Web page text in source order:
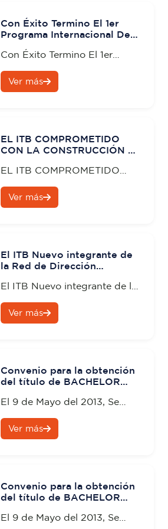
Con Éxito Termino El 1er
Programa Internacional De
Comunidad
Con Éxito Termino El 1er
Programa Internacional De
Vinculación Con La
Ver más
EL ITB COMPROMETIDO
CON LA CONSTRUCCIÓN DE
PARTICIPACIÓN DE LOS
DECISIONES SOCIALES
EL ITB COMPROMETIDO
CON LA CONSTRUCCIÓN DE
LA DEMOCRACIA Y LA
Ver más
El ITB Nuevo integrante de
la Red de Dirección
Superior (RED-DEES)
El ITB Nuevo integrante de la
Red de Dirección Estratégica
en la Educación Superior
Ver más
Convenio para la obtención
del título de BACHELOR
El 9 de Mayo del 2013, Se
suscribió el Convenio Marco
con la Caribbean International
Tecnología (Ecuador).
Ver más
Convenio para la obtención
del título de BACHELOR
El 9 de Mayo del 2013, Se